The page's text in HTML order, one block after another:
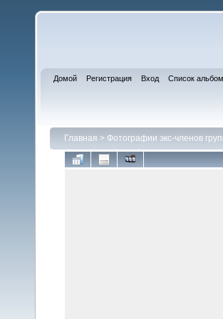
Домой Регистрация Вход Список
Главная > Фотографии экс-членов